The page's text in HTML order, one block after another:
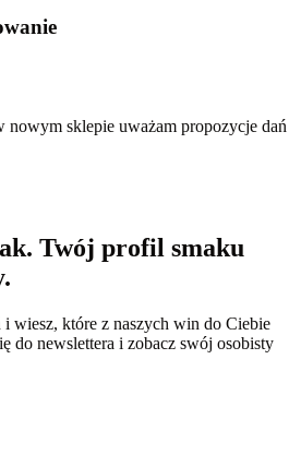
nowym sklepie uważam propozycje dań
Twój profil smaku
i wiesz, które z naszych win do Ciebie
do newslettera i zobacz swój osobisty